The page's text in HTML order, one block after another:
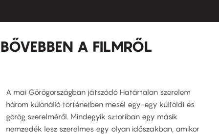
BŐVEBBEN A FILMRŐL
A mai Görögországban játszódó Határtalan szerelem
három különálló történetben mesél egy-egy külföldi és
görög szerelméről. Mindegyik sztoriban egy másik
nemzedék lesz szerelmes egy olyan időszakban, amikor